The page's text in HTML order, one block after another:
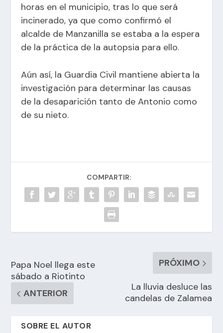
horas en el municipio, tras lo que será
incinerado, ya que como confirmó el
alcalde de Manzanilla se estaba a la espera
de la práctica de la autopsia para ello.
Aún así, la Guardia Civil mantiene abierta la
investigación para determinar las causas
de la desaparición tanto de Antonio como
de su nieto.
COMPARTIR:
Papa Noel llega este
sábado a Riotinto
ANTERIOR
PRÓXIMO
La lluvia desluce las
candelas de Zalamea
SOBRE EL AUTOR